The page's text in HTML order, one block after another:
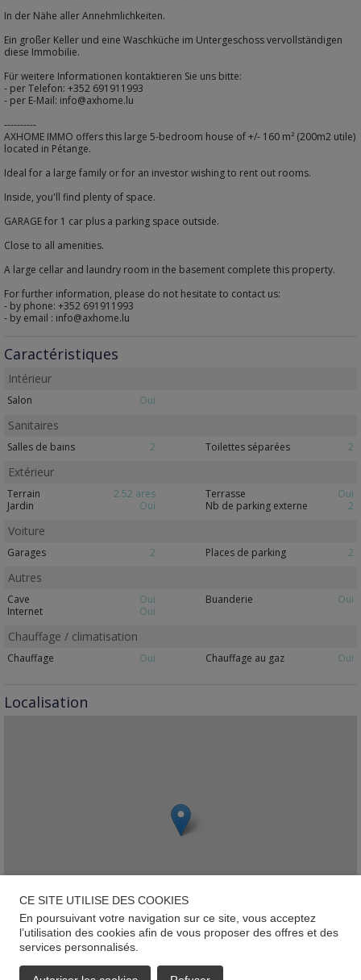
In der Nähe aller Annehmlichkeiten.
Ein großer Keller und eine Waschküche im Untergeschoss vervollständigen
diese Immobilie.
Für weitere Informationen kontaktieren Sie uns bitte:
- per Telefon: +352 691911993
- per E-Mail: info@axhome.lu
----------
AXHOME IMMO offers this large 5-bedroom house of +/- 160 m² (200m2 utile)
located in Pétange.
Ideal for a large family or for an investor wishing to rent out rooms.
Inside, you'll find plenty of space.
GARAGE for 1 car plus a parking space outside.
Close to all amenities.
A large cellar and laundry room in the basement complete this property.
For further information, please do not hesitate to contact us:
- by phone: +352 691911993
- by email : info@axhome.lu
Caractéristiques
Intérieur
Salon Oui
Sanitaires
Salles de bains 2 Toilettes séparées 2
Extérieur
Terrain 2.52 ares Terrasse
Oui
Jardin
Oui Nb de parking externe 2
Voiture
Garages 2 Places de parking 2
Autres
Cave Oui Buanderie
Oui
Internet
Oui
Chauffage / climatisation
Chauffage Oui Chauffage au gaz Oui
Localisation
CE SITE UTILISE DES COOKIES
En poursuivant votre navigation sur ce site, vous acceptez
l’utilisation des cookies afin de vous proposer des offres et des
services personnalisés.